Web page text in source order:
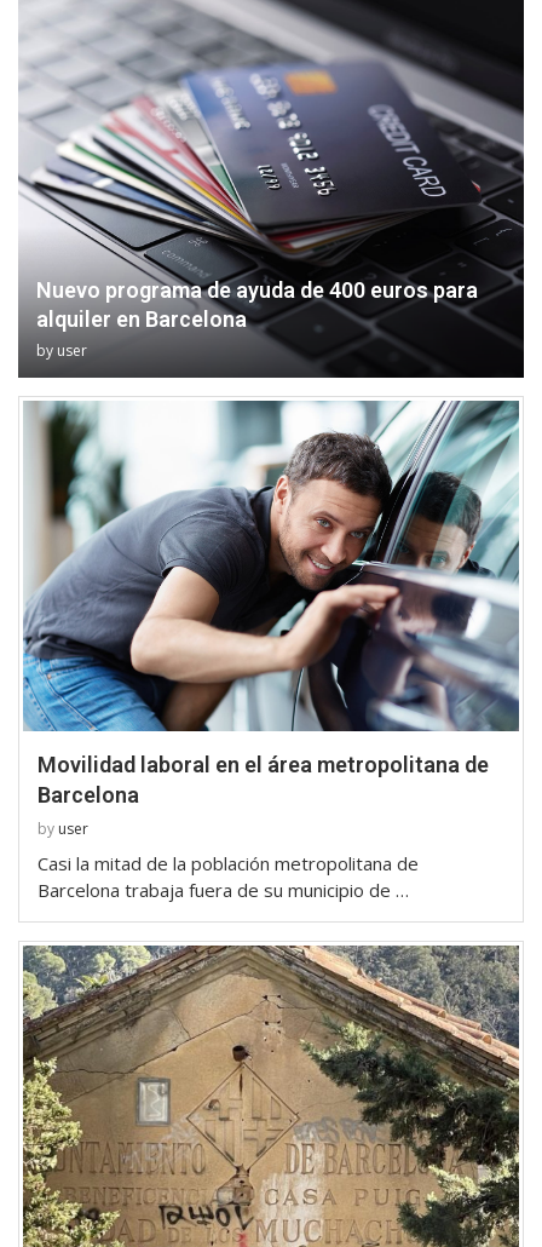
Nuevo programa de ayuda de 400 euros para
alquiler en Barcelona
by user
Movilidad laboral en el área metropolitana de
Barcelona
by user
Casi la mitad de la población metropolitana de
Barcelona trabaja fuera de su municipio de …